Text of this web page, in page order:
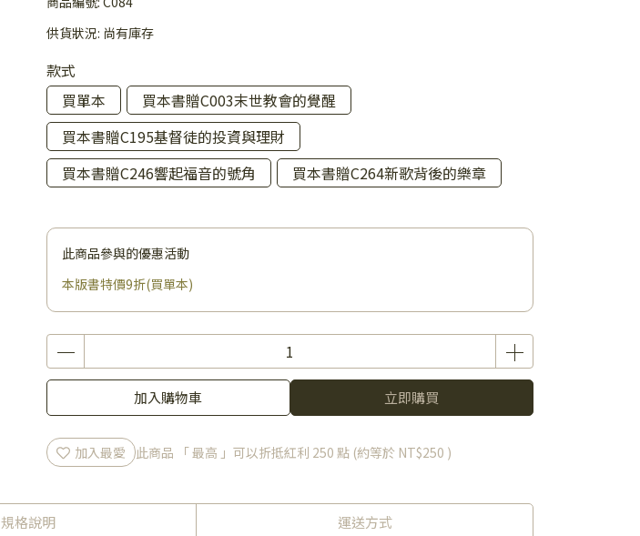
供貨狀況: 尚有庫存
款式
買單本
買本書贈C003末世教會的覺醒
買本書贈C195基督徒的投資與理財
買本書贈C246響起福音的號角
買本書贈C264新歌背後的樂章
此商品參與的優惠活動
本版書特價9折(買單本)
加入購物車 立即購買
加入最愛 此商品 「 最高 」可以折抵紅利 250 點 (約等於 NT$250 )
規格說明 運送方式